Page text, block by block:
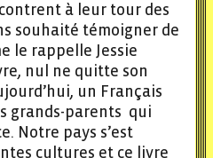
à leur tour des
souhaité témoigner de
le rappelle Jessie
nul ne quitte son
un Français
grands-parents qui
Notre pays s’est
cultures et ce livre